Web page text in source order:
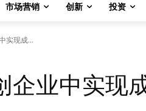
市场营销 创新 投资
实现成...
企业中实现